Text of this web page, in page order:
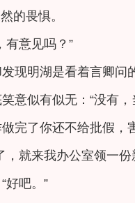
的畏惧。
有意见吗？”
现明湖是看着言卿问
意似有似无：“没有
完了你还不给批假，
，就来我办公室领一份
好吧。”